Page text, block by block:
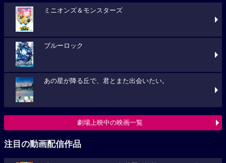
ミニオンズ＆モンスターズ
ブルーロック
あの星が降る丘で、君とまた出会いたい。
劇場上映中の映画一覧
注目の動画配信作品